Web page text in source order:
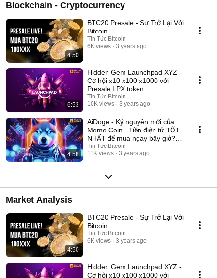
Blockchain - Cryptocurrency
4:50
BTC20 Presale - Sự Trở Lại Với
Bitcoin
Tin Tức Bitcoin
6K views
3 years ago
6:53
Hidden Gem Launchpad XYZ -
Cơ hội x10 x100 x1000 với
Presale LPX token.
Tin Tức Bitcoin
10K views
3 years ago
4:58
AiDoge - Kỷ nguyên mới của
Meme Coin - Tiền điện tử TỐT
NHẤT để mua ngay bây giờ?
#aidoge
Tin Tức Bitcoin
11K views
3 years ago
Market Analysis
4:50
BTC20 Presale - Sự Trở Lại Với
Bitcoin
Tin Tức Bitcoin
6K views
3 years ago
Hidden Gem Launchpad XYZ -
Cơ hội x10 x100 x1000 với